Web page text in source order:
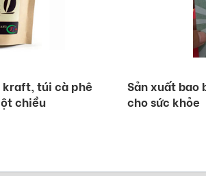
kraft, túi cà phê
chiều
Sản xuất bao
cho sức khỏe